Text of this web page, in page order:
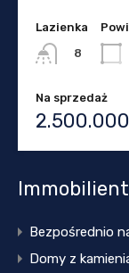
Lazienka
8
Na sprzedaż
Bezpośrednio
Domy z